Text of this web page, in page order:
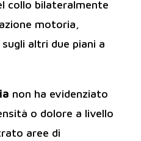
collo bilateralmente
motoria,
altri due piani a
non ha evidenziato
o dolore a livello
aree di